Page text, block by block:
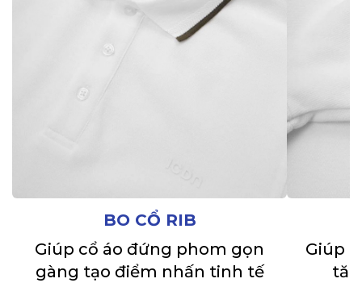
BO CỔ RIB
Giúp cổ áo đứng phom gọn
gàng tạo điểm nhấn tinh tế
Giúp